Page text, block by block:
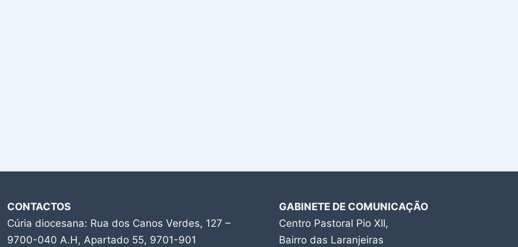
CONTACTOS
Cúria diocesana: Rua dos Canos Verdes, 127 –
9700-040 A.H, Apartado 55, 9701-901
GABINETE DE COMUNICAÇÃO
Centro Pastoral Pio XII,
Bairro das Laranjeiras